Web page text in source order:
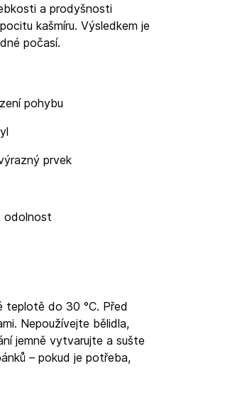
a prodyšnosti
kašmíru. Výsledkem je
počasí.
pohybu
prvek
odolnost
teplotě do 30 °C. Před
Nepoužívejte bělidla,
jemně vytvarujte a sušte
– pokud je potřeba,